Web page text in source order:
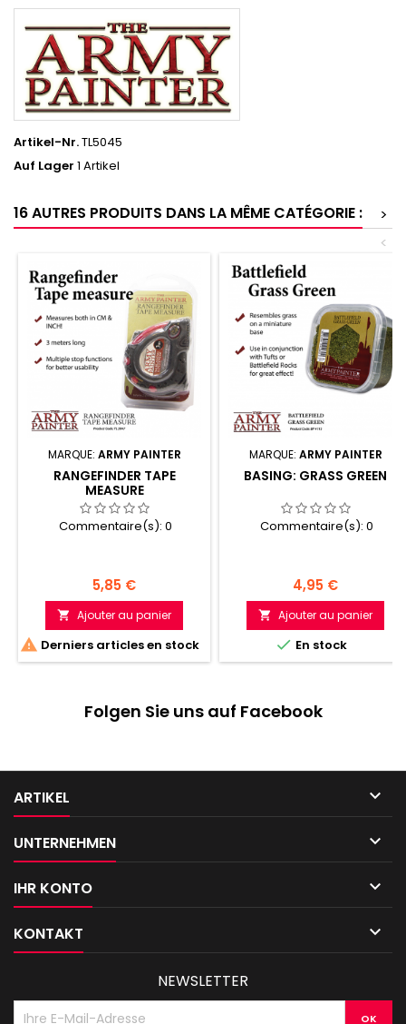
Artikel-Nr.TL5045
Auf Lager 1 Artikel
16 AUTRES PRODUITS DANS LA MÊME CATÉGORIE :
>
<
MARQUE: ARMY PAINTER
RANGEFINDER TAPE
MEASURE
Commentaire(s): 0
Prix
5,85 €
 Ajouter au panier
 Derniers articles en stock
MARQUE: ARMY PAINTER
BASING: GRASS GREEN
Commentaire(s): 0
Prix
4,95 €
 Ajouter au panier
 En stock
Folgen Sie uns auf Facebook
ARTIKEL 
UNTERNEHMEN 
IHR KONTO 
KONTAKT 
NEWSLETTER